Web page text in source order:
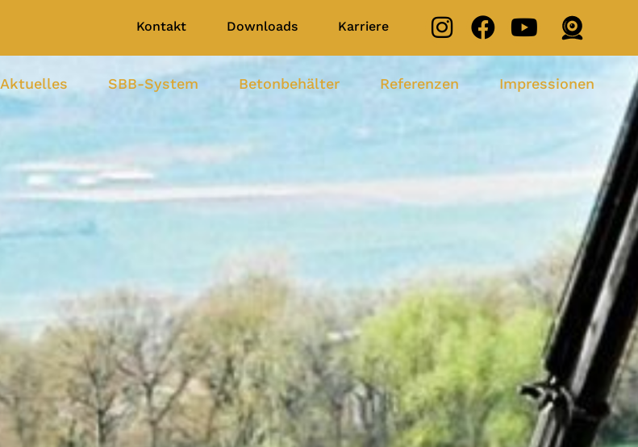
Kontakt Downloads Karriere
Aktuelles SBB-System Betonbehälter Referenzen Impressionen